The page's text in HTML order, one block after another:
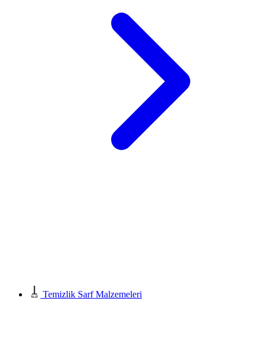
Temizlik Sarf Malzemeleri